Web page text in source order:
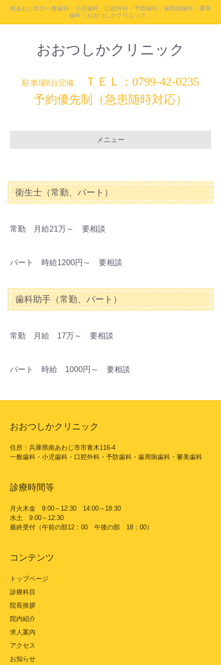
南あわじ市の一般歯科・小児歯科・口腔外科・予防歯科・歯周病歯科・審美
歯科「おおつしかクリニック」
おおつしかクリニック
駐車場8台完備
ＴＥＬ：0799-42-0235
予約優先制（急患随時対応）
メニュー
衛生士（常勤、パート）
常勤 月給21万～ 要相談
パート 時給1200円～ 要相談
歯科助手（常勤、パート）
常勤 月給 17万～ 要相談
パート 時給 1000円～ 要相談
おおつしかクリニック
住所：兵庫県南あわじ市市青木116-4
一般歯科・小児歯科・口腔外科・予防歯科・歯周病歯科・審美歯科
診療時間等
月火木金 9:00～12:30 14:00～18:30
水土 9:00～12:30
最終受付（午前の部12：00 午後の部 18：00）
コンテンツ
トップページ
診療科目
院長挨拶
院内紹介
求人案内
アクセス
お知らせ